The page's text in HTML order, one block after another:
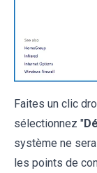
Faites un clic
sélectionnez "
système ne
les points de